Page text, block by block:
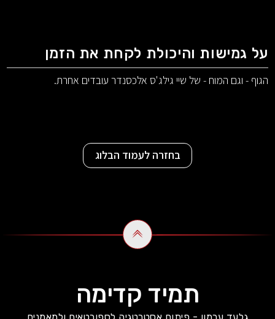
על גמישות והיכולת לקחת את הזמן
הגוף - וגם המוח - של שיי גילג'ס אלכסנדר עובדים אחרת.
בחזרה לעמוד הבלוג
תמיד קדימה